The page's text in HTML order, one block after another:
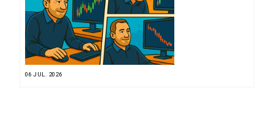
06 JUL. 2026